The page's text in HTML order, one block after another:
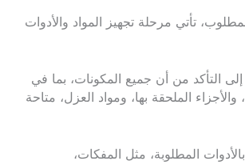
تأتي مرحلة تجهيز المواد والأدوات
التأكد من أن جميع المكونات، بما في
الملحقة بها، ومواد العزل، متاحة
المطلوبة، مثل المفكات،